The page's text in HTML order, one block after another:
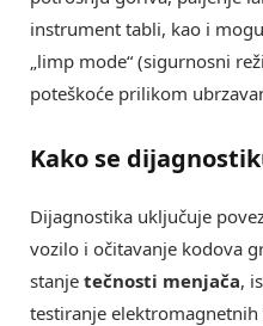
instrument tabli, kao i
„limp mode“ (sigurnosni
poteškoće prilikom
Kako se
Dijagnostika uključuje
vozilo i očitavanje kodova
stanje tečnosti menjača,
testiranje